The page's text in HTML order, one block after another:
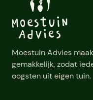
Moestuin Advies
gemakkelijk, zodat
oogsten uit eigen tuin.